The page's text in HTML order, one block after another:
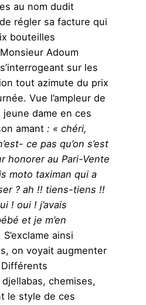
au nom dudit
régler sa facture qui
bouteilles
Adoum
sur les
tout azimute du prix
Vue l’ampleur de
dame en ces
amant : « chéri,
ce pas qu’on s’est
honorer au Pari-Vente
moto taximan qui a
? ah !! tiens-tiens !!
! oui ! j’avais
et je m’en
S’exclame ainsi
on voyait augmenter
chemises,
le style de ces